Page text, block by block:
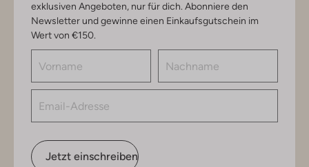
exklusiven Angeboten, nur für dich. Abonniere den
Newsletter und gewinne einen Einkaufsgutschein im
Wert von €150.
Jetzt einschreiben